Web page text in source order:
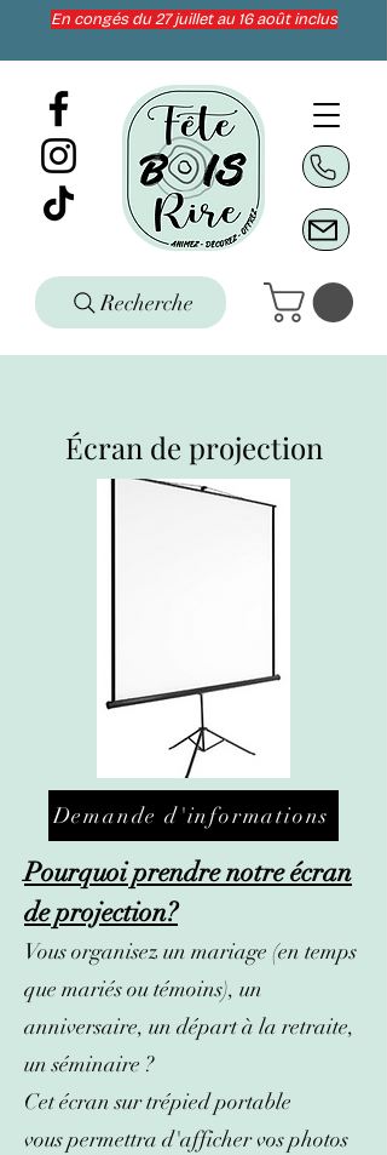
Recherche
En congés du 27 juillet au 16 août inclus
Écran de projection
Demande d'informations
Pourquoi prendre notre écran
de projection?
Vous organisez un mariage (en temps
que mariés ou témoins), un
anniversaire, un départ à la retraite,
un séminaire ?
Cetécran sur trépied portable
vouspermettra d'afficher vos photos